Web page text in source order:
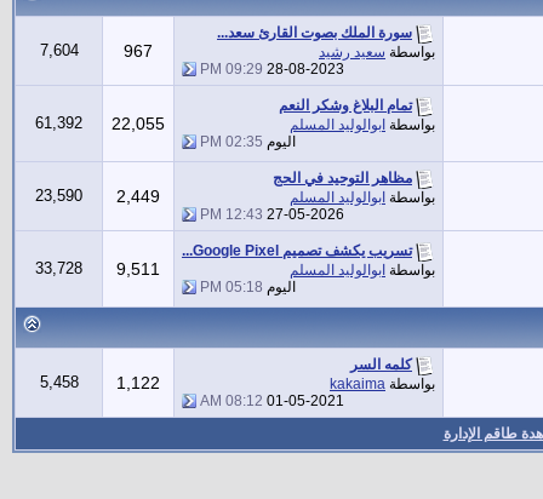
سورة الملك بصوت القارئ سعد...
بواسطة سعيد رشيد
28-08-2023
09:29 PM
967
7,604
تمام البلاغ وشكر النعم
بواسطة ابوالوليد المسلم
اليوم 02:35 PM
22,055
61,392
مظاهر التوحيد في الحج
بواسطة ابوالوليد المسلم
27-05-2026
12:43 PM
2,449
23,590
تسريب يكشف تصميم Google Pixel...
بواسطة ابوالوليد المسلم
اليوم 05:18 PM
9,511
33,728
كلمه السر
بواسطة kakaima
01-05-2021
08:12 AM
1,122
5,458
طاقم الإدارة